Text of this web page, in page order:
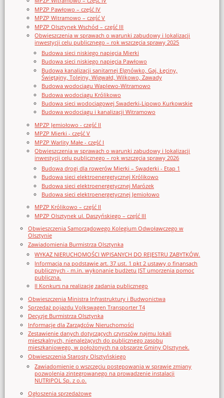
MPZP Pawłowo – część IV
MPZP Witramowo – część V
MPZP Olsztynek Wschód – część III
Obwieszczenia w sprawach o warunki zabudowy i lokalizacji
inwestycji celu publicznego – rok wszczęcia sprawy 2025
Budowa sieci niskiego napięcia Mierki
Budowa sieci niskiego napięcia Pawłowo
Budowa kanalizacji sanitarnej Elgnówko, Gaj, Łęciny,
Świętajny, Tolejny, Wigwałd, Wilkowo, Zawady
Budowa wodociągu Waplewo-Witramowo
Budowa wodociągu Królikowo
Budowa sieci wodociągowej Swaderki-Lipowo Kurkowskie
Budowa wodociągu i kanalizacji Witramowo
MPZP Jemiołowo - część II
MPZP Mierki - część V
MPZP Warlity Małe - część I
Obwieszczenia w sprawach o warunki zabudowy i lokalizacji
inwestycji celu publicznego – rok wszczęcia sprawy 2026
Budowa drogi dla rowerów Mierki – Swaderki - Etap 1
Budowa sieci elektroenergetycznej Królikowo
Budowa sieci elektroenergetycznej Marózek
Budowa sieci elektroenergetycznej Jemiołowo
MPZP Królikowo – część II
MPZP Olsztynek ul. Daszyńskiego – część III
Obwieszczenia Samorządowego Kolegium Odwoławczego w
Olsztynie
Zawiadomienia Burmistrza Olsztynka
WYKAZ NIERUCHOMOŚCI WPISANYCH DO REJESTRU ZABYTKÓW.
Informacja na podstawie art. 37 ust. 1 pkt 2 ustawy o finansach
publicznych - m.in. wykonanie budżetu JST umorzenia pomoc
publiczna.
II Konkurs na realizację zadania publicznego
Obwieszczenia Ministra Infrastruktury i Budwonictwa
Sprzedaż pojazdu Volkswagen Transporter T4
Decyzje Burmistrza Olsztynka
Informacje dla Zarządców Nieruchomości
Zestawienie danych dotyczących czynszów najmu lokali
mieszkalnych, nienależących do publicznego zasobu
mieszkaniowego, w położonych na obszarze Gminy Olsztynek.
Obwieszczenia Starosty Olsztyńskiego
Zawiadomienie o wszczęciu postępowania w sprawie zmiany
pozwolenia zintegrowanego na prowadzenie instalacji
NUTRIPOL Sp. z o.o.
Ogłoszenia sprzedażowe